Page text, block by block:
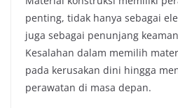
penting, tidak hanya sebagai
juga sebagai penunjang
Kesalahan dalam memilih
pada kerusakan dini hingga
perawatan di masa depan.